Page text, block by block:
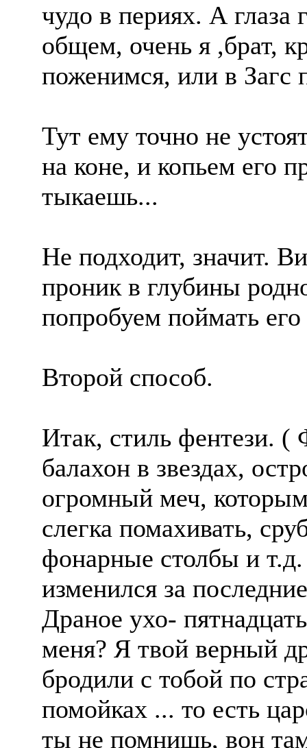
чудо в периях. А глаза
общем, очень я ,брат,
поженимся, или в Загс
Тут ему точно не
на коне, и копьем его
тыкаешь...
Не подходит, значит.
проник в глубины
попробуем поймать
Второй способ.
Итак, стиль фентези.
балахон в звездах,
огромный меч,
слегка помахивать,
фонарные столбы и
изменился за
Драное ухо-
меня? Я твой верный
бродили с тобой по
помойках ... то есть
ты не помнишь, вон